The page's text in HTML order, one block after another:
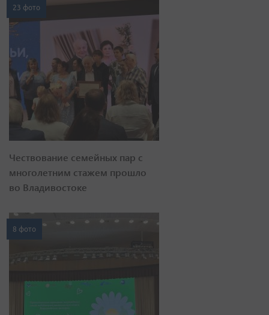
23 фото
Чествование семейных пар с
многолетним стажем прошло
во Владивостоке
8 фото